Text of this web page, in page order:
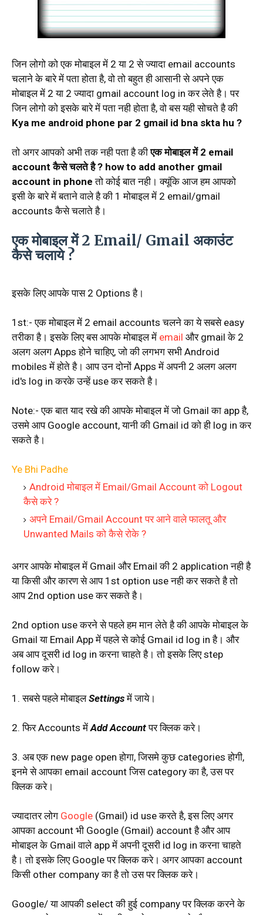
जिन लोगो को एक मोबाइल में 2 या 2 से ज्यादा email accounts
चलाने के बारे में पता होता है, वो तो बहुत ही आसानी से अपने एक
मोबाइल में 2 या 2 ज्यादा gmail account log in कर लेते है। पर
जिन लोगो को इसके बारे में पता नही होता है, वो बस यही सोचते है की
Kya me android phone par 2 gmail id bna skta hu ?
तो अगर आपको अभी तक नही पता है कीएक मोबाइल में 2 email
account कैसे चलते है ? how to add another gmail
account in phoneतो कोई बात नही। क्यूंकि आज हम आपको
इसी के बारे में बताने वाले है की 1 मोबाइल में 2 email/gmail
accounts कैसे चलाते है।
एक मोबाइल में 2 Email/ Gmail अकाउंट
कैसे चलाये ?
इसके लिए आपके पास 2 Options है।
1st:- एक मोबाइल में 2 email accounts चलने का ये सबसे easy
तरीका है। इसके लिए बस आपके मोबाइल में email और gmail के 2
अलग अलग Apps होने चाहिए, जो की लगभग सभी Android
mobiles में होते है। आप उन दोनों Apps में अपनी 2 अलग अलग
id's log in करके उन्हें use कर सकते है।
Note:- एक बात याद रखे की आपके मोबाइल में जो Gmail का app है,
उसमे आप Google account, यानी की Gmail id को ही log in कर
सकते है।
Ye Bhi Padhe
Android मोबाइल में Email/Gmail Account को Logout
कैसे करे ?
अपने Email/Gmail Account पर आने वाले फालतू और
Unwanted Mails को कैसे रोके ?
अगर आपके मोबाइल में Gmail और Email की 2 application नही है
या किसी और कारण से आप 1st option use नही कर सकते है तो
आप 2nd option use कर सकते है।
2nd option use करने से पहले हम मान लेते है की आपके मोबाइल के
Gmail या Email App में पहले से कोई Gmail id log in है। और
अब आप दूसरी id log in करना चाहते है। तो इसके लिए step
follow करे।
1. सबसे पहले मोबाइलSettingsमें जाये।
2. फिर Accounts मेंAddAccountपर क्लिक करे।
3. अब एक new page open होगा, जिसमे कुछ categories होगी,
इनमे से आपका email account जिस category का है, उस पर
क्लिक करे।
ज्यादातर लोग Google (Gmail) id use करते है, इस लिए अगर
आपका account भी Google (Gmail) account है और आप
मोबाइल के Gmail वाले app में अपनी दूसरी id log in करना चाहते
है। तो इसके लिए Google पर क्लिक करे। अगर आपका account
किसी other company का है तो उस पर क्लिक करे।
Google/ या आपकी select की हुई company पर क्लिक करने के